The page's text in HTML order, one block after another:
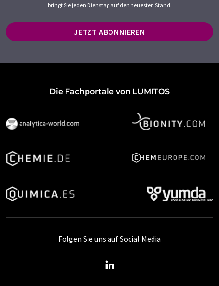
bringt Sie jeden Dienstag auf den neuesten Stand.
JETZT ABONNIEREN
Die Fachportale von LUMITOS
Folgen Sie uns auf Social Media